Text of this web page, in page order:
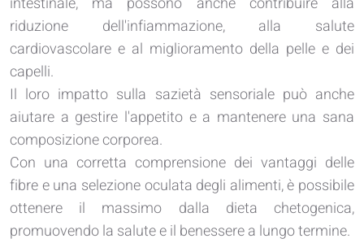
riduzione dell'infiammazione, alla salute
cardiovascolare e al miglioramento della pelle e dei
capelli.
Il loro impatto sulla sazietà sensoriale può anche
aiutare a gestire l'appetito e a mantenere una sana
composizione corporea.
Con una corretta comprensione dei vantaggi delle
fibre e una selezione oculata degli alimenti, è possibile
ottenere il massimo dalla dieta chetogenica,
promuovendo la salute e il benessere a lungo termine.